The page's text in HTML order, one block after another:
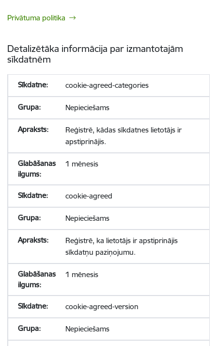
Privātuma politika
Detalizētāka informācija par izmantotajām
sīkdatnēm
cookie-agreed-categories
Nepieciešams
Reģistrē, kādas sīkdatnes lietotājs ir
apstiprinājis.
1 mēnesis
cookie-agreed
Nepieciešams
Reģistrē, ka lietotājs ir apstiprinājis
sīkdatņu paziņojumu.
1 mēnesis
cookie-agreed-version
Nepieciešams